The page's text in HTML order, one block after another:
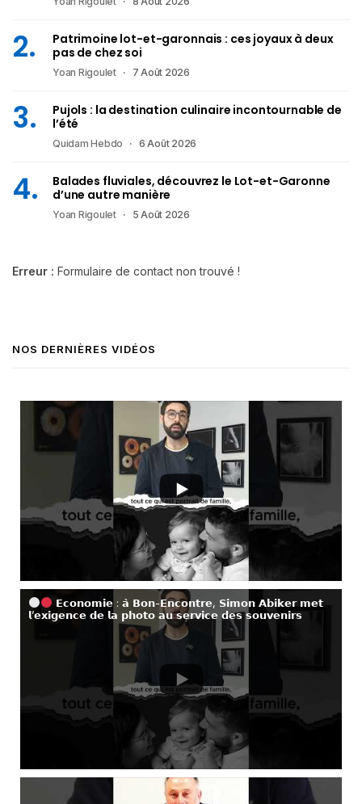
Patrimoine lot-et-garonnais : ces joyaux à deux
pas de chez soi
Yoan Rigoulet 7 Août 2026
Pujols : la destination culinaire incontournable de
l’été
Quidam Hebdo 6 Août 2026
Balades fluviales, découvrez le Lot-et-Garonne
d’une autre manière
Yoan Rigoulet 5 Août 2026
Erreur : Formulaire de contact non trouvé !
NOS DERNIÈRES VIDÉOS
𝗘𝗰𝗼𝗻𝗼𝗺𝗶𝗲 : 𝗮̀ 𝗕𝗼𝗻-𝗘𝗻𝗰𝗼𝗻𝘁𝗿𝗲, 𝗦𝗶𝗺𝗼𝗻 𝗔𝗯𝗶𝗸𝗲𝗿 𝗺𝗲𝘁
𝗹’𝗲𝘅𝗶𝗴𝗲𝗻𝗰𝗲 𝗱𝗲 𝗹𝗮 𝗽𝗵𝗼𝘁𝗼 𝗮𝘂 𝘀𝗲𝗿𝘃𝗶𝗰𝗲 𝗱𝗲𝘀 𝘀𝗼𝘂𝘃𝗲𝗻𝗶𝗿𝘀